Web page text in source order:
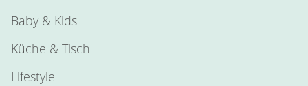
Baby & Kids
Küche & Tisch
Lifestyle